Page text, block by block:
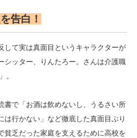
告白！
して実は真面目というキャラクターが
シッター、りんたろー。さんは介護職
。
書で「お酒は飲めないし、うるさい所
は行かない」など徹底した真面目ぶり
貧乏だった家庭を支えるために高校を